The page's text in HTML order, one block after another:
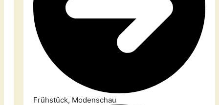
Frühstück, Modenschau